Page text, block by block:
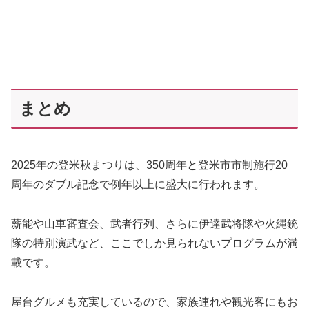
まとめ
2025年の登米秋まつりは、350周年と登米市市制施行20
周年のダブル記念で例年以上に盛大に行われます。
薪能や山車審査会、武者行列、さらに伊達武将隊や火縄銃
隊の特別演武など、ここでしか見られないプログラムが満
載です。
屋台グルメも充実しているので、家族連れや観光客にもお